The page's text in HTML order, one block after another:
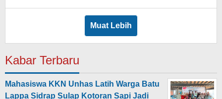
Muat Lebih
Kabar Terbaru
Mahasiswa KKN Unhas Latih Warga Batu
Lappa Sidrap Sulap Kotoran Sapi Jadi